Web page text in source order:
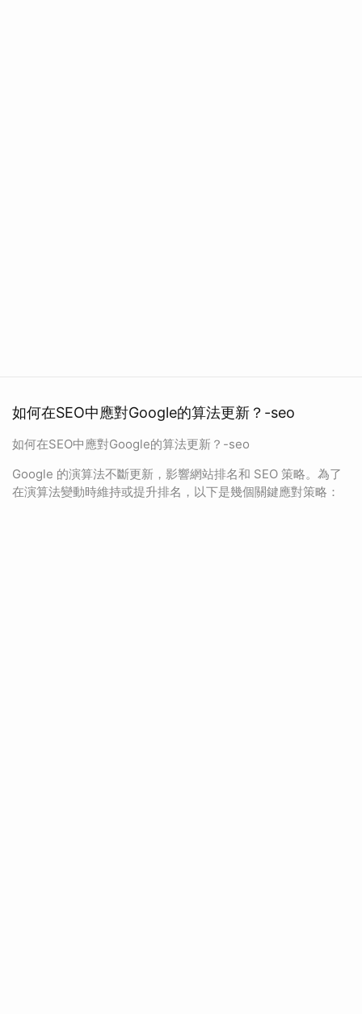
如何在SEO中應對Google的算法更新？-seo
如何在SEO中應對Google的算法更新？-seo
Google 的演算法不斷更新，影響網站排名和 SEO 策略。為了
在演算法變動時維持或提升排名，以下是幾個關鍵應對策略：